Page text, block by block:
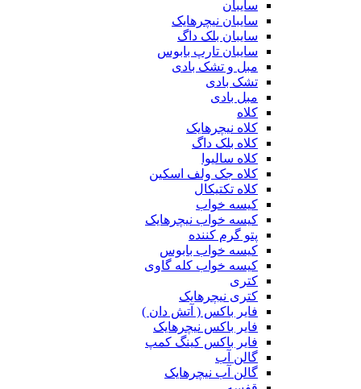
سایبان
سایبان نیچرهایک
سایبان بلک داگ
سایبان تارپ بابوس
مبل و تشک بادی
تشک بادی
مبل بادی
کلاه
کلاه نیچرهایک
کلاه بلک داگ
کلاه سالیوا
کلاه جک‌ ولف‌ اسکین
کلاه تکتیکال
کیسه خواب
کیسه خواب نیچرهایک
پتو گرم کننده
کیسه خواب بابوس
کیسه خواب کله گاوی
کتری
کتری نیچرهایک
فایر باکس ( آتش دان )
فایر باکس نیچرهایک
فایر باکس کینگ کمپ
گالن آب
گالن آب نیچرهایک